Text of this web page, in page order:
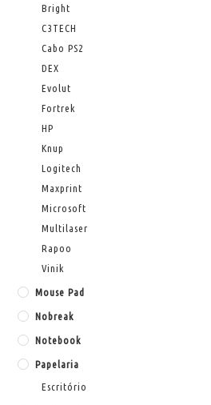
Bright
C3TECH
Cabo PS2
DEX
Evolut
Fortrek
HP
Knup
Logitech
Maxprint
Microsoft
Multilaser
Rapoo
Vinik
Mouse Pad
Nobreak
Notebook
Papelaria
Escritório